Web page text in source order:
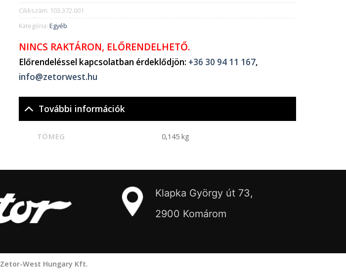
Cikkszám: 103.372.001
Kategória: Egyéb
NINCS RAKTÁRON, ELŐRENDELHETŐ.
Előrendeléssel kapcsolatban érdeklődjön: +36 30 94 11 167,
info@zetorwest.hu
További információk
TÖMEG 0,145 kg
Klapka György út 73,
2900 Komárom
Zetor-West Hungary Kft.